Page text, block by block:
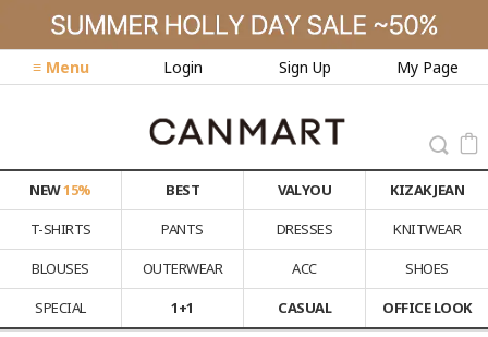
≡ Menu Login Sign Up My Page
NEW15% BEST VALYOU
KIZAK JEAN
T-SHIRTS
PANTS DRESSES
KNITWEAR
BLOUSES
OUTERWEAR ACC
SHOES
SPECIAL
1+1 CASUAL OFFICE LOOK